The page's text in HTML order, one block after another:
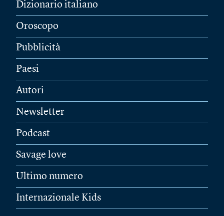
Dizionario italiano
Oroscopo
Pubblicità
Paesi
Autori
Newsletter
Podcast
Savage love
Ultimo numero
Internazionale Kids